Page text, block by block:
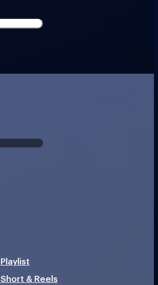
Playlist
Short & Reels